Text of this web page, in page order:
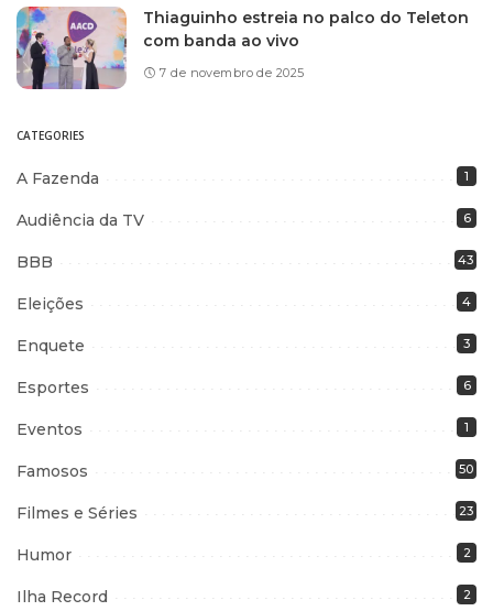
Thiaguinho estreia no palco do Teleton
com banda ao vivo
7 de novembro de 2025
CATEGORIES
A Fazenda 1
Audiência da TV 6
BBB 43
Eleições 4
Enquete 3
Esportes 6
Eventos 1
Famosos 50
Filmes e Séries 23
Humor 2
Ilha Record 2